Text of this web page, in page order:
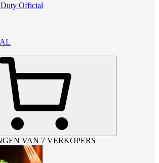
Official
VAN 7 VERKOPERS